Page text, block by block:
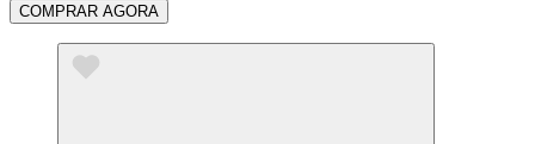
COMPRAR AGORA